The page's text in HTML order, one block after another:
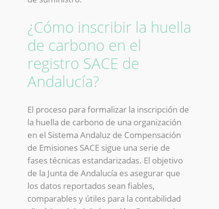
¿Cómo inscribir la huella
de carbono en el
registro SACE de
Andalucía?
El proceso para formalizar la inscripción de
la huella de carbono de una organización
en el Sistema Andaluz de Compensación
de Emisiones SACE sigue una serie de
fases técnicas estandarizadas. El objetivo
de la Junta de Andalucía es asegurar que
los datos reportados sean fiables,
comparables y útiles para la contabilidad